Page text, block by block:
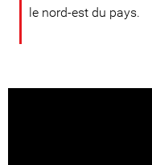
le nord-est du pays.